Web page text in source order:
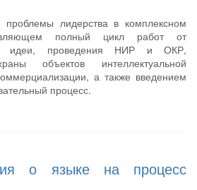
проблемы лидерства в комплексном
полный цикл работ от
идеи, проведения НИР и ОКР,
объектов интеллектуальной
а также введением
процесс.
о языке на процесс